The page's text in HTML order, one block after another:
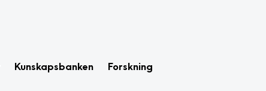
Kunskapsbanken Forskning